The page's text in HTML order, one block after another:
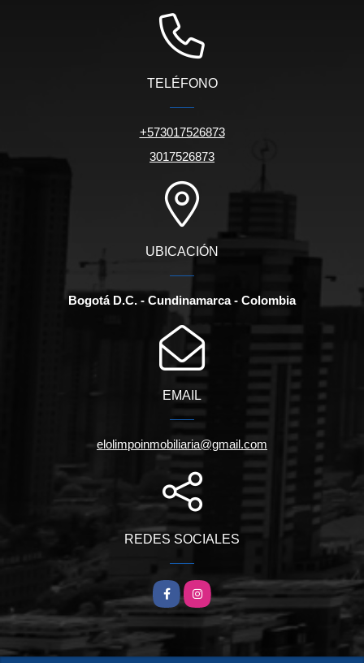
TELÉFONO
+573017526873
3017526873
UBICACIÓN
Bogotá D.C. - Cundinamarca - Colombia
EMAIL
elolimpoinmobiliaria@gmail.com
REDES SOCIALES
FacebookInstagram